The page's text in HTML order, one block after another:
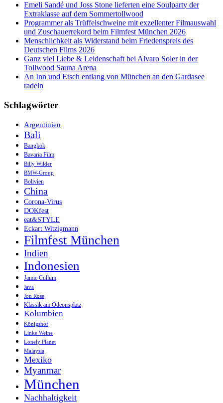
Emeli Sandé und Joss Stone lieferten eine Soulparty der
Extraklasse auf dem Sommertollwood
Programmer als Trüffelschweine mit exzellenter Filmauswahl
und Zuschauerrekord beim Filmfest München 2026
Menschlichkeit als Widerstand beim Friedenspreis des
Deutschen Films 2026
Ganz viel Liebe & Leidenschaft bei Alvaro Soler in der
Tollwood Sauna Arena
An Inn und Etsch entlang von München an den Gardasee
radeln
Schlagwörter
Argentinien
Bali
Bangkok
Bavaria Film
Billy Wilder
BMW-Group
Bolivien
China
Corona-Virus
DOKfest
eat&STYLE
Eckart Witzigmann
Filmfest München
Indien
Indonesien
Jamie Cullum
Java
Jon Rose
Klassik am Odeonsplatz
Kolumbien
Königshof
Linke Weine
Lonely Planet
Malaysia
Mexiko
Myanmar
München
Nachhaltigkeit